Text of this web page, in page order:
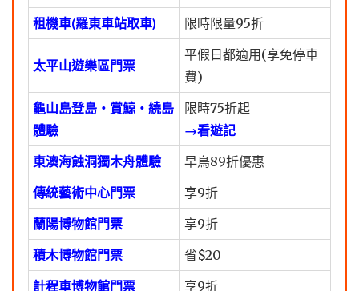
租機車(羅東車站取車) 限時限量95折
太平山遊樂區門票
平假日都適用(享免停車
費)
龜山島登島・賞鯨・繞島
體驗
限時75折起
→看遊記
東澳海蝕洞獨木舟體驗
早鳥89折優惠
傳統藝術中心門票
享9折
蘭陽博物館門票
享9折
積木博物館門票
省$20
計程車博物館門票
享9折